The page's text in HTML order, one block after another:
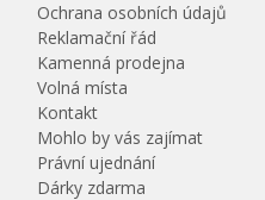
Ochrana osobních údajů
Reklamační řád
Kamenná prodejna
Volná místa
Kontakt
Mohlo by vás zajímat
Právní ujednání
Dárky zdarma